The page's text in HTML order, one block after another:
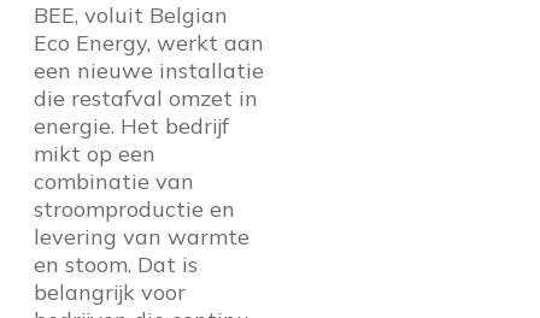
BEE, voluit Belgian
Eco Energy, werkt aan
een nieuwe installatie
die restafval omzet in
energie. Het bedrijf
mikt op een
combinatie van
stroomproductie en
levering van warmte
en stoom. Dat is
belangrijk voor